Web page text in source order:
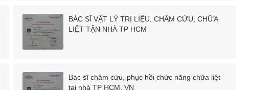
BÁC SĨ VẬT LÝ TRỊ LIỆU, CHÂM CỨU, CHỮA
LIỆT TẬN NHÀ TP HCM
Bác sĩ châm cứu, phục hồi chức năng chữa liệt
tại nhà TP HCM, VN